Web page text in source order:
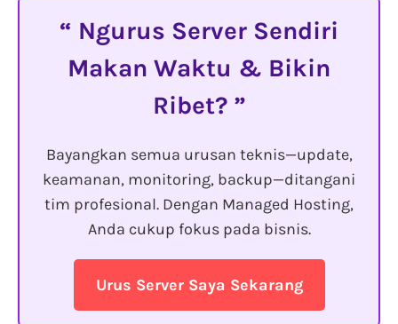
Ngurus Server Sendiri
Makan Waktu & Bikin
Ribet?
Bayangkan semua urusan teknis—update,
keamanan, monitoring, backup—ditangani
tim profesional. Dengan Managed Hosting,
Anda cukup fokus pada bisnis.
Urus Server Saya Sekarang